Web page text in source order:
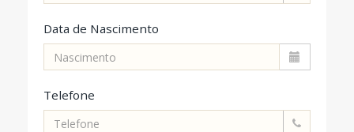
Data de Nascimento
Telefone